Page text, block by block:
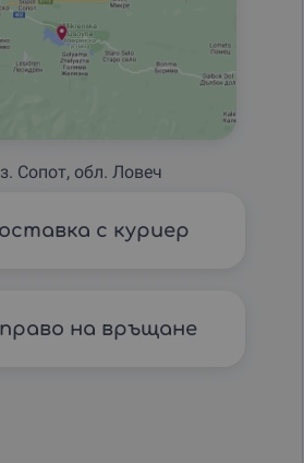
Сопот, обл. Ловеч
с куриер
на връщане